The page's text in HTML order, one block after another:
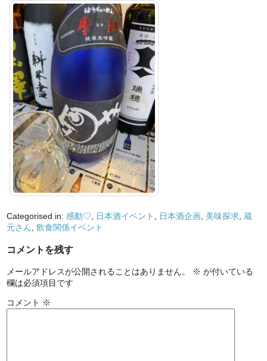
Categorised in: 感動♡ 日本酒イベント 日本酒企画 美味探求 ,蔵
元さん ,飲食関係イベント
コメントを残す
メールアドレスが公開されることはありません。 ※ が付いている
欄は必須項目です
コメント ※